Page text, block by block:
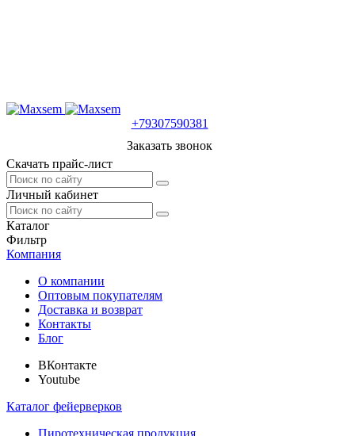
+79307590381
Заказать звонок
Скачать прайс-лист
Личный кабинет
Каталог
Фильтр
Компания
О компании
Оптовым покупателям
Доставка и возврат
Контакты
Блог
ВКонтакте
Youtube
Каталог фейерверков
Пиротехническая продукция